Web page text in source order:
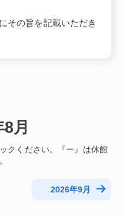
その旨を記載いただき
月
2026年9月